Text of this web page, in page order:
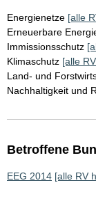
Energienetze [alle
Erneuerbare
Immissionsschutz
Klimaschutz [alle
Land- und
Nachhaltigkeit und
Betroffene
EEG 2014 [alle RV